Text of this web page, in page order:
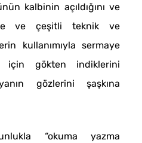
kalbinin açıldığını ve
ve çeşitli teknik ve
kullanımıyla sermaye
için gökten indiklerini
gözlerini şaşkına
“okuma yazma